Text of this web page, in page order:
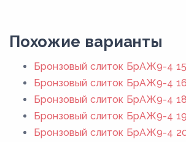
Похожие варианты
Бронзовый слиток БрАЖ9-4
Бронзовый слиток БрАЖ9-4
Бронзовый слиток БрАЖ9-4
Бронзовый слиток БрАЖ9-4
Бронзовый слиток БрАЖ9-4